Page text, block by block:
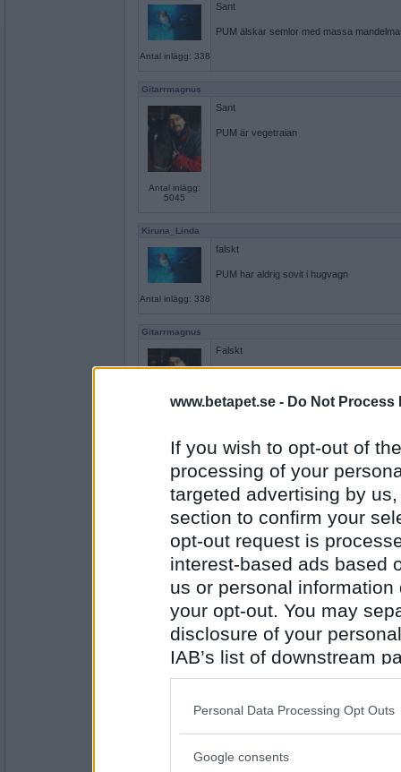
www.betapet.se - Do Not Process
If you wish to opt-out of
processing of your
targeted advertising by
section to confirm your
opt-out request is
interest-based ads based
us or personal
your opt-out. You may
disclosure of your
IAB’s list of downstream
also be disclosed by us
Downstream Participants
Please note that this
Personal Data Processing Opt Outs
Google consents
Antal inlägg: 338
Sant
PUM älskar semlor med massa
Gitarrmagnus
Antal inlägg:
5045
Sant
PUM är vegetraian
Kiruna_Linda
Antal inlägg: 338
falskt
PUM har aldrig sovit i hugvagn
Gitarrmagnus
5045
Falskt
Kiruna_Linda
Antal inlägg: 338
falskt
PUM kan inte simma
Falskt
PUM är gift
Kiruna_Linda
falskt
PUM Sover